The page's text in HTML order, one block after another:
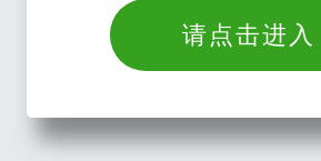
请点击进入